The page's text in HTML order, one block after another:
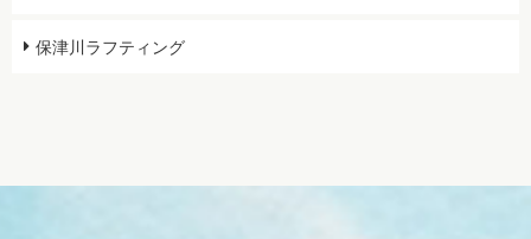
保津川ラフティング